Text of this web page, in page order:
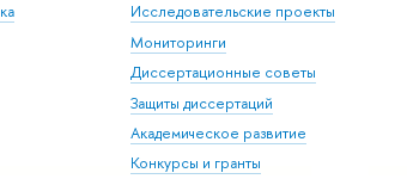
Исследовательские проекты
Мониторинги
Диссертационные советы
Защиты диссертаций
Академическое развитие
Конкурсы и гранты